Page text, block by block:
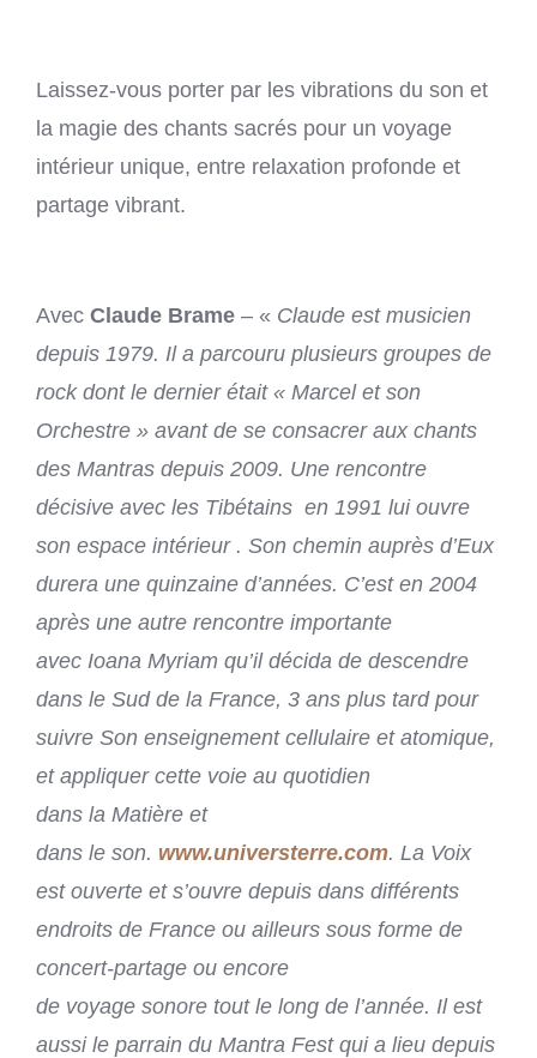
Laissez-vous porter par les vibrations du son et
la magie des chants sacrés pour un voyage
intérieur unique, entre relaxation profonde et
partage vibrant.
Avec Claude Brame – « Claude est musicien
depuis 1979. Il a parcouru plusieurs groupes de
rock dont le dernier était « Marcel et son
Orchestre » avant de se consacrer aux chants
des Mantras depuis 2009. Une rencontre
décisive avec les Tibétains en 1991 lui ouvre
son espace intérieur . Son chemin auprès d’Eux
durera une quinzaine d’années. C’est en 2004
après une autre rencontre importante
avec Ioana Myriam qu’il décida de descendre
dans le Sud de la France, 3 ans plus tard pour
suivre Son enseignement cellulaire et atomique,
et appliquer cette voie au quotidien
dans la Matière et
dans le son. www.universterre.com. La Voix
est ouverte et s’ouvre depuis dans différents
endroits de France ou ailleurs sous forme de
concert-partage ou encore
de voyage sonore tout le long de l’année. Il est
aussi le parrain du Mantra Fest qui a lieu depuis